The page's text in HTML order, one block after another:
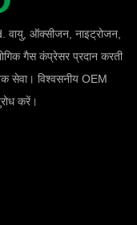
ऑक्सीजन, नाइट्रोजन,
गैस कंप्रेसर प्रदान करती
सेवा। विश्वसनीय OEM
करें।